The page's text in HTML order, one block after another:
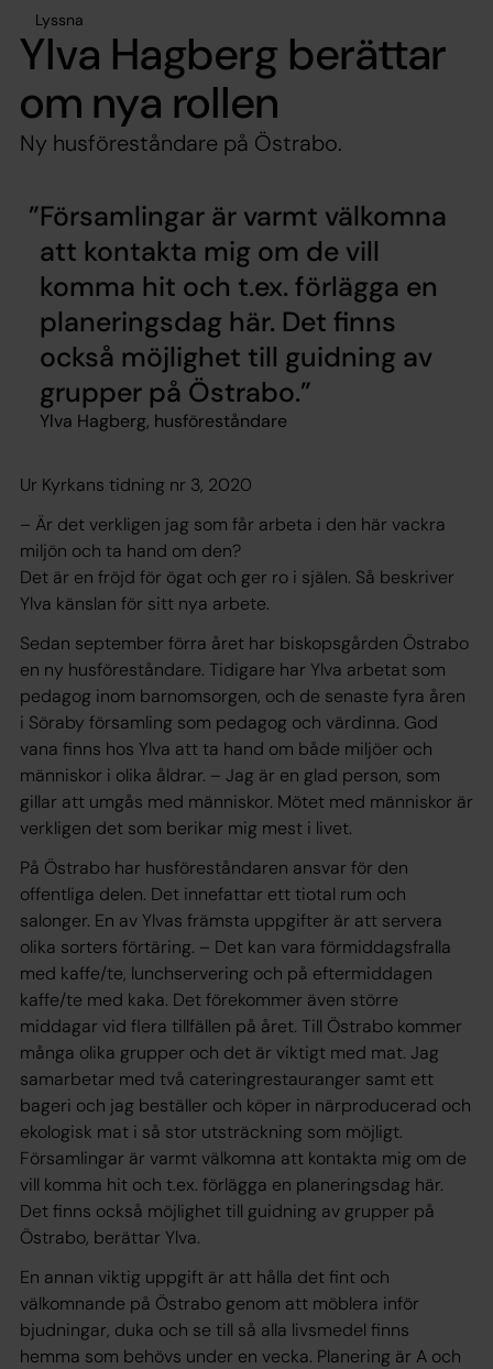
Lyssna
Ylva Hagberg berättar
om nya rollen
Ny husföreståndare på Östrabo.
Församlingar är varmt välkomna
att kontakta mig om de vill
komma hit och t.ex. förlägga en
planeringsdag här. Det finns
också möjlighet till guidning av
grupper på Östrabo.
Ylva Hagberg, husföreståndare
Ur Kyrkans tidning nr 3, 2020
– Är det verkligen jag som får arbeta i den här vackra
miljön och ta hand om den?
Det är en fröjd för ögat och ger ro i själen. Så beskriver
Ylva känslan för sitt nya arbete.
Sedan september förra året har biskopsgården Östrabo
en ny husföreståndare. Tidigare har Ylva arbetat som
pedagog inom barnomsorgen, och de senaste fyra åren
i Söraby församling som pedagog och värdinna. God
vana finns hos Ylva att ta hand om både miljöer och
människor i olika åldrar. – Jag är en glad person, som
gillar att umgås med människor. Mötet med människor är
verkligen det som berikar mig mest i livet.
På Östrabo har husföreståndaren ansvar för den
offentliga delen. Det innefattar ett tiotal rum och
salonger. En av Ylvas främsta uppgifter är att servera
olika sorters förtäring. – Det kan vara förmiddagsfralla
med kaffe/te, lunchservering och på eftermiddagen
kaffe/te med kaka. Det förekommer även större
middagar vid flera tillfällen på året. Till Östrabo kommer
många olika grupper och det är viktigt med mat. Jag
samarbetar med två cateringrestauranger samt ett
bageri och jag beställer och köper in närproducerad och
ekologisk mat i så stor utsträckning som möjligt.
Församlingar är varmt välkomna att kontakta mig om de
vill komma hit och t.ex. förlägga en planeringsdag här.
Det finns också möjlighet till guidning av grupper på
Östrabo, berättar Ylva.
En annan viktig uppgift är att hålla det fint och
välkomnande på Östrabo genom att möblera inför
bjudningar, duka och se till så alla livsmedel finns
hemma som behövs under en vecka. Planering är A och